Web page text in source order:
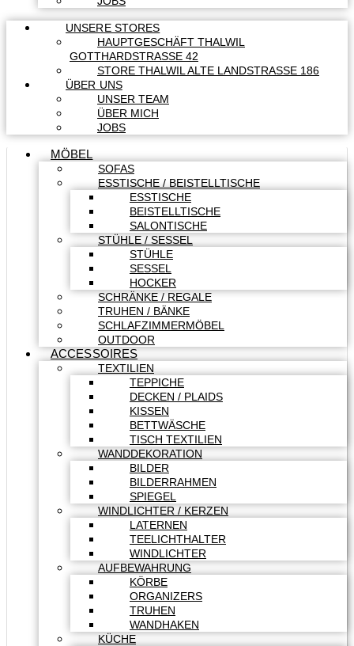
UNSERE STORES
HAUPTGESCHÄFT THALWIL
GOTTHARDSTRASSE 42
STORE THALWIL ALTE LANDSTRASSE 186
ÜBER UNS
UNSER TEAM
ÜBER MICH
JOBS
MÖBEL
SOFAS
ESSTISCHE / BEISTELLTISCHE
ESSTISCHE
BEISTELLTISCHE
SALONTISCHE
STÜHLE / SESSEL
STÜHLE
SESSEL
HOCKER
SCHRÄNKE / REGALE
TRUHEN / BÄNKE
SCHLAFZIMMERMÖBEL
OUTDOOR
ACCESSOIRES
TEXTILIEN
TEPPICHE
DECKEN / PLAIDS
KISSEN
BETTWÄSCHE
TISCH TEXTILIEN
WANDDEKORATION
BILDER
BILDERRAHMEN
SPIEGEL
WINDLICHTER / KERZEN
LATERNEN
TEELICHTHALTER
WINDLICHTER
AUFBEWAHRUNG
KÖRBE
ORGANIZERS
TRUHEN
WANDHAKEN
KÜCHE